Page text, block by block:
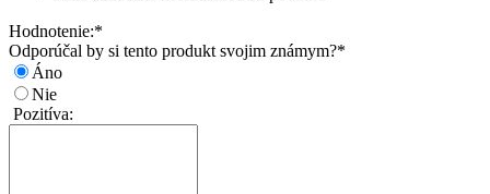
Hodnotenie:*
Odporúčal by si tento produkt svojim známym?*
Áno
Nie
Pozitíva: